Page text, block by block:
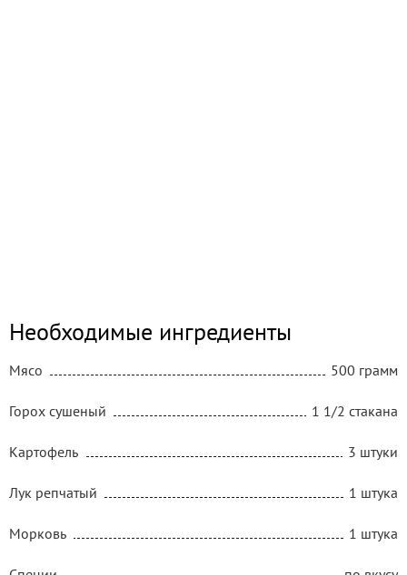
Необходимые ингредиенты
Мясо 500 грамм
Горох сушеный 1 1/2 стакана
Картофель 3 штуки
Лук репчатый 1 штука
Морковь 1 штука